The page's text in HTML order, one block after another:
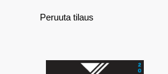
Peruuta tilaus